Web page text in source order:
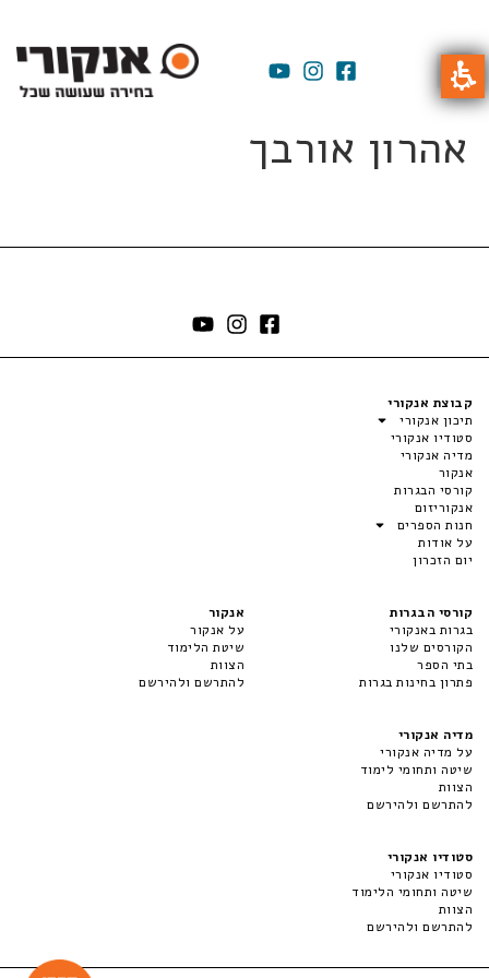
אהרון אורבך
קבוצת אנקורי
תיכון אנקורי
סטודיו אנקורי
מדיה אנקורי
אנקור
קורסי הבגרות
אנקוריזום
חנות הספרים
על אודות
יום הזכרון
קורסי הבגרות
בגרות באנקורי
הקורסים שלנו
בתי הספר
פתרון בחינות בגרות
אנקור
על אנקור
שיטת הלימוד
הצוות
להתרשם ולהירשם
מדיה אנקורי
על מדיה אנקורי
שיטה ותחומי לימוד
הצוות
להתרשם ולהירשם
סטודיו אנקורי
סטודיו אנקורי
שיטה ותחומי הלימוד
הצוות
להתרשם ולהירשם